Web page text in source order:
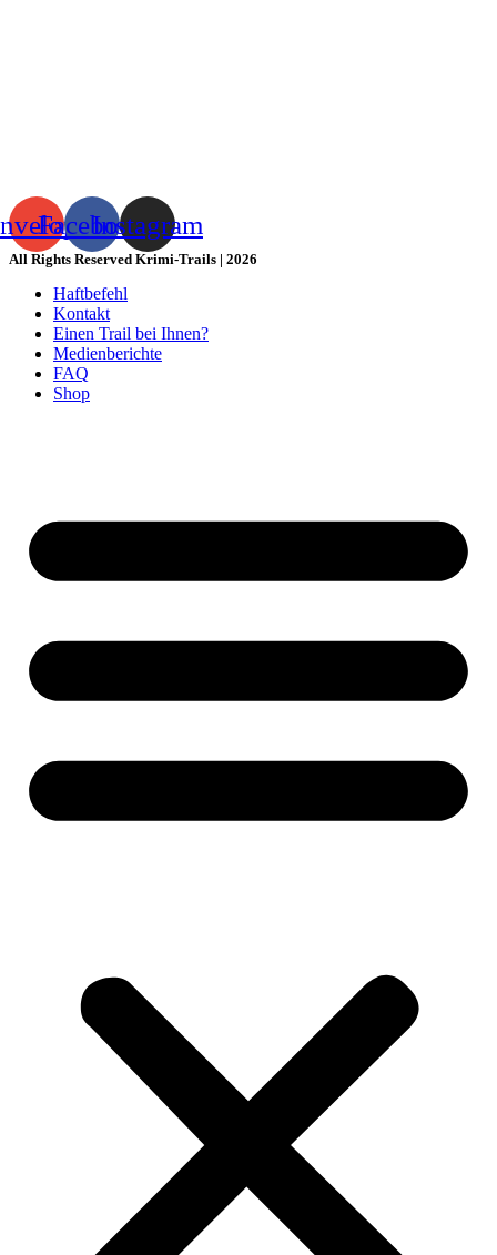
FacebookInstagram
All Rights Reserved Krimi-Trails | 2026
Haftbefehl
Kontakt
Einen Trail bei Ihnen?
Medienberichte
FAQ
Shop